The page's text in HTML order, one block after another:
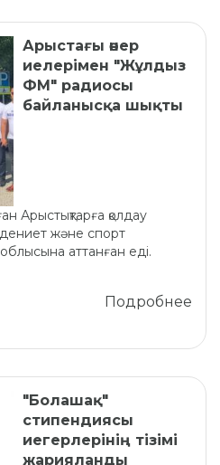
Арыстағы өнер
иелерімен "Жұлдыз
ФМ" радиосы
байланысқа шықты
Арыстықтарға қолдау
және спорт
облысына аттанған еді.
Подробнее
"Болашақ"
стипендиясы
иегерлерінің тізімі
жарияланды